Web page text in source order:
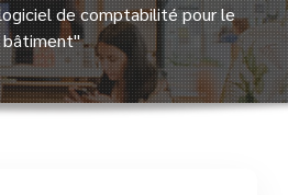
de comptabilité pour le
bâtiment"